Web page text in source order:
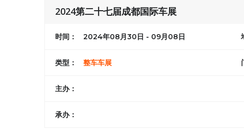
2024第二十七届成都国际车展
时间： 2024年08月30日 - 09月08日
类型： 整车车展
主办：
承办：